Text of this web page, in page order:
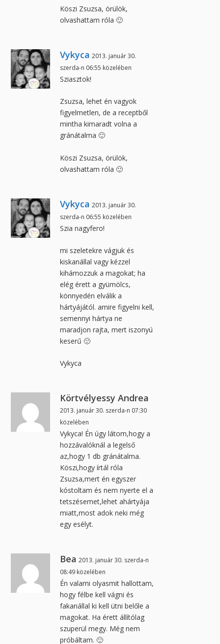
Köszi Zsuzsa, örülök,
olvashattam róla 🙂
Vykyca 2013. január 30.
szerda-n 06:55 közelében
Sziasztok!
Zsuzsa, lehet én vagyok
figyelmetlen, de a receptből
mintha kimaradt volna a
gránátalma 🙂
Köszi Zsuzsa, örülök,
olvashattam róla 🙂
Vykyca 2013. január 30.
szerda-n 06:55 közelében
Szia nagyfero!
mi szeletekre vágjuk és
kiskanállal vagy kézzel
kihámozzuk a magokat; ha
elég érett a gyümölcs,
könnyedén elválik a
hártyájától. amire figyelni kell,
semennyi hártya ne
maradjon rajta, mert iszonyú
keserű 🙁
Vykyca
Körtvélyessy Andrea
2013. január 30. szerda-n 07:30
közelében
Vykyca! Én úgy látom,hogy a
hozzávalóknál a legelső
az,hogy 1 db gránátalma.
Köszi,hogy írtál róla
Zsuzsa,mert én egyszer
kóstoltam és nem nyerte el a
tetszésemet,lehet ahártyája
miatt,most adok neki még
egy esélyt.
Bea 2013. január 30. szerda-n
08:49 közelében
Én valami olyasmit hallottam,
hogy félbe kell vágni és
fakanállal ki kell ütni belőle a
magokat. Ha érett állítólag
szuperül megy. Még nem
próbáltam. 🙂